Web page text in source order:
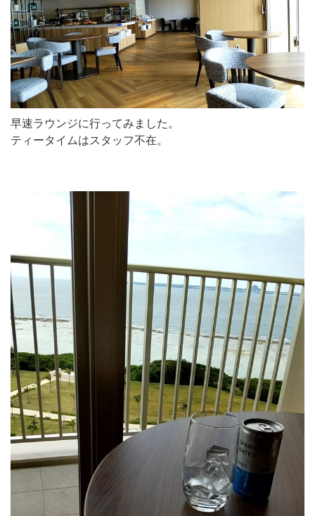
早速ラウンジに行ってみました。
ティータイムはスタッフ不在。